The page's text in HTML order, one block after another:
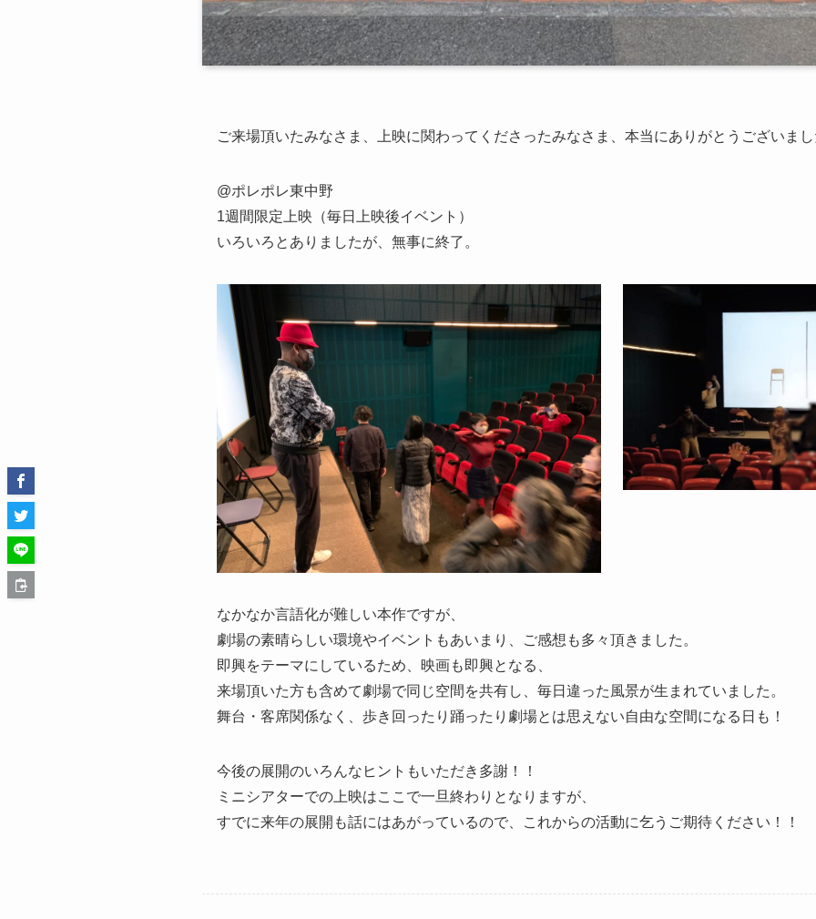
ご来場頂いたみなさま、上映に関わってくださったみなさま、本当にありがとうございま
@ポレポレ東中野
1週間限定上映（毎日上映後イベント）
いろいろとありましたが、無事に終了。
なかなか言語化が難しい本作ですが、
劇場の素晴らしい環境やイベントもあいまり、ご感想も多々頂きました。
即興をテーマにしているため、映画も即興となる、
来場頂いた方も含めて劇場で同じ空間を共有し、毎日違った風景が生まれていました。
舞台・客席関係なく、歩き回ったり踊ったり劇場とは思えない自由な空間になる日も！
今後の展開のいろんなヒントもいただき多謝！！
ミニシアターでの上映はここで一旦終わりとなりますが、
すでに来年の展開も話にはあがっているので、これからの活動に乞うご期待ください！！